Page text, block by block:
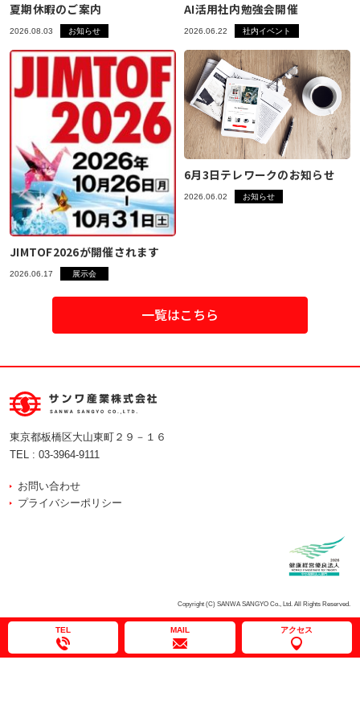
夏期休暇のご案内
2026.08.03 お知らせ
AI活用社内勉強会開催
2026.06.22 社内イベント
JIMTOF2026が開催されます
2026.06.17 展示会
6月3日テレワークのお知らせ
2026.06.02 お知らせ
一覧はこちら
東京都板橋区大山東町２９－１６
TEL : 03-3964-9111
お問い合わせ
プライバシーポリシー
Copyright (C) SANWA SANGYO Co., Ltd. All Rights Reserved.
TEL MAIL アクセス